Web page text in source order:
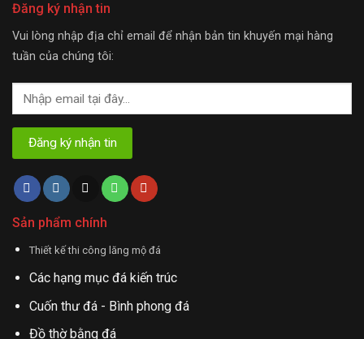
Đăng ký nhận tin
Vui lòng nhập địa chỉ email để nhận bản tin khuyến mại hàng
tuần của chúng tôi:
Sản phẩm chính
Thiết kế thi công lăng mộ đá
Các hạng mục đá kiến trúc
Cuốn thư đá - Bình phong đá
Đồ thờ bằng đá